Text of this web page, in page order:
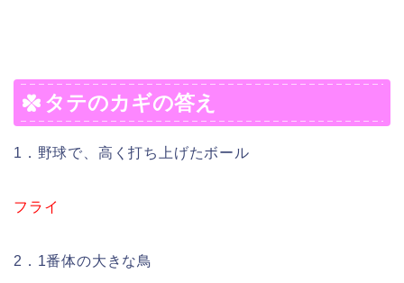
タテのカギの答え
1．野球で、高く打ち上げたボール
フライ
2．1番体の大きな鳥